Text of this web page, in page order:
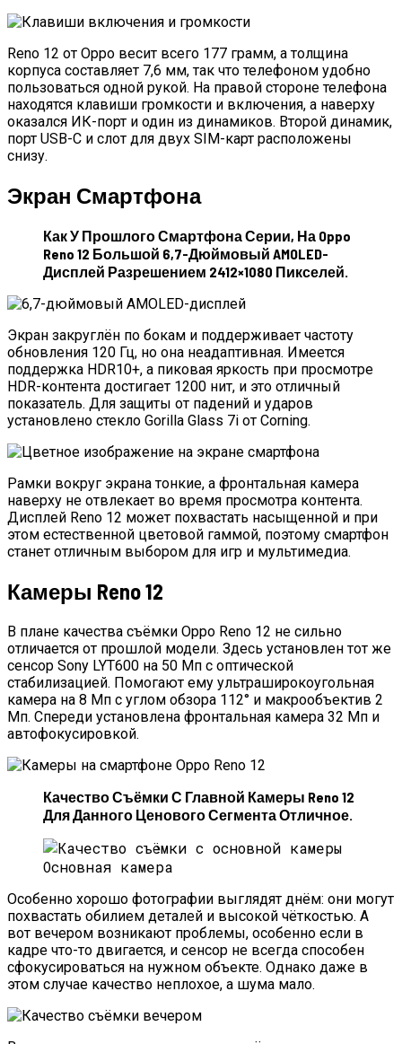
Reno 12 от Oppo весит всего 177 грамм, а толщина
корпуса составляет 7,6 мм, так что телефоном удобно
пользоваться одной рукой. На правой стороне телефона
находятся клавиши громкости и включения, а наверху
оказался ИК-порт и один из динамиков. Второй динамик,
порт USB-C и слот для двух SIM-карт расположены
снизу.
Экран Смартфона
Как У Прошлого Смартфона Серии, На Oppo
Reno 12 Большой 6,7-Дюймовый AMOLED-
Дисплей Разрешением 2412×1080 Пикселей.
Экран закруглён по бокам и поддерживает частоту
обновления 120 Гц, но она неадаптивная. Имеется
поддержка HDR10+, а пиковая яркость при просмотре
HDR-контента достигает 1200 нит, и это отличный
показатель. Для защиты от падений и ударов
установлено стекло Gorilla Glass 7i от Corning.
Рамки вокруг экрана тонкие, а фронтальная камера
наверху не отвлекает во время просмотра контента.
Дисплей Reno 12 может похвастать насыщенной и при
этом естественной цветовой гаммой, поэтому смартфон
станет отличным выбором для игр и мультимедиа.
Камеры Reno 12
В плане качества съёмки Oppo Reno 12 не сильно
отличается от прошлой модели. Здесь установлен тот же
сенсор Sony LYT600 на 50 Мп с оптической
стабилизацией. Помогают ему ультраширокоугольная
камера на 8 Мп с углом обзора 112° и макрообъектив 2
Мп. Спереди установлена фронтальная камера 32 Мп и
автофокусировкой.
Качество Съёмки С Главной Камеры Reno 12
Для Данного Ценового Сегмента Отличное.
Основная камера
Особенно хорошо фотографии выглядят днём: они могут
похвастать обилием деталей и высокой чёткостью. А
вот вечером возникают проблемы, особенно если в
кадре что-то двигается, и сенсор не всегда способен
сфокусироваться на нужном объекте. Однако даже в
этом случае качество неплохое, а шума мало.